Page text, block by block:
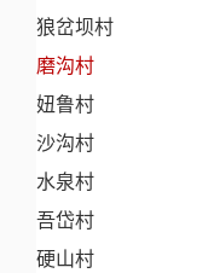
狼岔坝村
磨沟村
妞鲁村
沙沟村
水泉村
吾岱村
硬山村